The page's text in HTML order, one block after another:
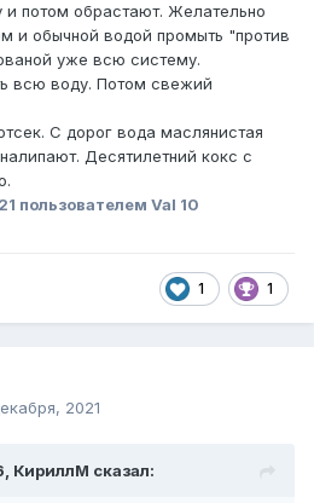
и потом обрастают. Желательно
и обычной водой промыть "против
уже всю систему.
всю воду. Потом свежий
С дорог вода маслянистая
Десятилетний кокс с
пользователем Val 10
1 1
2021
КириллМ сказал: